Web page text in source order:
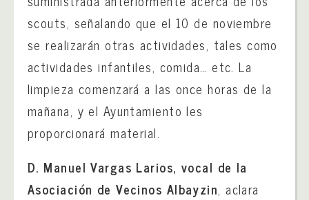
scouts, señalando que el 10 de noviembre
se realizarán otras actividades, tales como
actividades infantiles, comida… etc. La
limpieza comenzará a las once horas de la
mañana, y el Ayuntamiento les
proporcionará material.
D. Manuel Vargas Larios, vocal de la
Asociación de Vecinos Albayzin, aclara